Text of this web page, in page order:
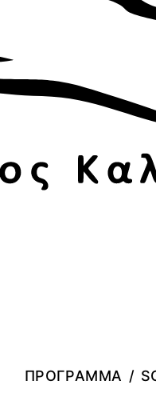
ΠΡΟΓΡΑΜΜΑ /